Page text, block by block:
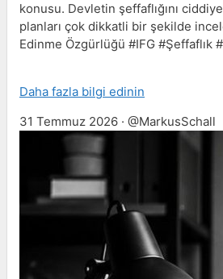
konusu. Devletin şeffaflığını
planları çok dikkatli bir şekilde
Edinme Özgürlüğü #IFG #Şeffaflık
Daha fazla bilgi edinin
31 Temmuz 2026 · @MarkusSchall